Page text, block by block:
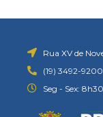
Rua XV de
(19) 3492-9200
Seg - Sex: